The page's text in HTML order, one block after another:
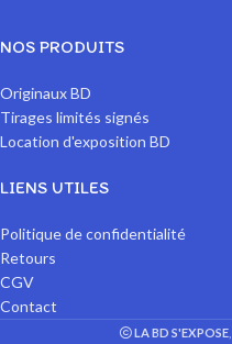
NOS PRODUITS
Originaux BD
Tirages limités signés
Location d'exposition BD
LIENS UTILES
Politique de confidentialité
Retours
CGV
Contact
LA BD S'EXPOSE